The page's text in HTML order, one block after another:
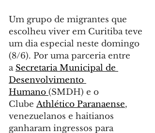
Um grupo de migrantes que
escolheu viver em Curitiba teve
um dia especial neste domingo
(8/6). Por uma parceria entre
a Secretaria Municipal de
Desenvolvimento
Humano (SMDH) e o
Clube Athlético Paranaense,
venezuelanos e haitianos
ganharam ingressos para